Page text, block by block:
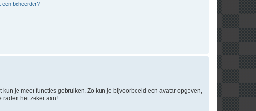
een beheerder?
je meer functies gebruiken. Zo kun je bijvoorbeeld een avatar opgeven,
raden het zeker aan!